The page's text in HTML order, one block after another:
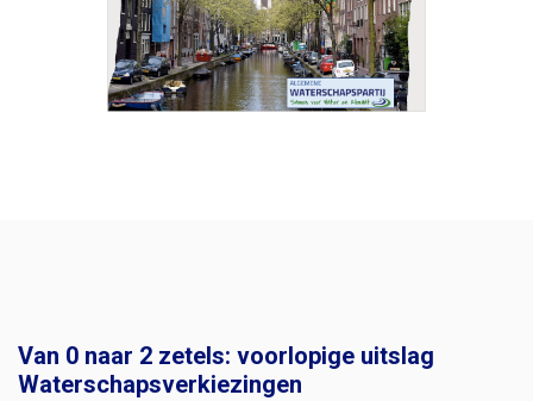
Van 0 naar 2 zetels: voorlopige uitslag
Waterschapsverkiezingen